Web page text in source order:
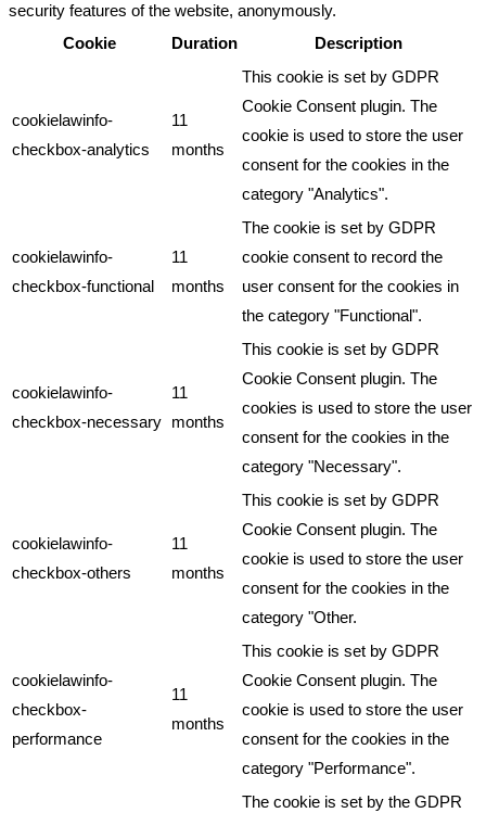
security features of the website, anonymously.
Cookie
Duration Description
cookielawinfo-
checkbox-analytics
11
months
This cookie is set by GDPR
Cookie Consent plugin. The
cookie is used to store the user
consent for the cookies in the
category "Analytics".
cookielawinfo-
checkbox-functional
11
months
The cookie is set by GDPR
cookie consent to record the
user consent for the cookies in
the category "Functional".
cookielawinfo-
checkbox-necessary
11
months
This cookie is set by GDPR
Cookie Consent plugin. The
cookies is used to store the user
consent for the cookies in the
category "Necessary".
cookielawinfo-
checkbox-others
11
months
This cookie is set by GDPR
Cookie Consent plugin. The
cookie is used to store the user
consent for the cookies in the
category "Other.
cookielawinfo-
checkbox-
performance
11
months
This cookie is set by GDPR
Cookie Consent plugin. The
cookie is used to store the user
consent for the cookies in the
category "Performance".
The cookie is set by the GDPR